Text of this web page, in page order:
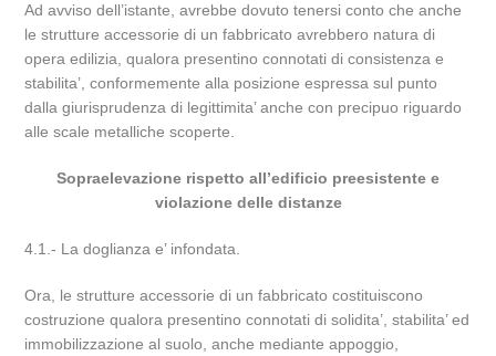
Ad avviso dell’istante, avrebbe dovuto tenersi conto che anche
le strutture accessorie di un fabbricato avrebbero natura di
opera edilizia, qualora presentino connotati di consistenza e
stabilita’, conformemente alla posizione espressa sul punto
dalla giurisprudenza di legittimita’ anche con precipuo riguardo
alle scale metalliche scoperte.
Sopraelevazione rispetto all’edificio preesistente e
violazione delle distanze
4.1.- La doglianza e’ infondata.
Ora, le strutture accessorie di un fabbricato costituiscono
costruzione qualora presentino connotati di solidita’, stabilita’ ed
immobilizzazione al suolo, anche mediante appoggio,